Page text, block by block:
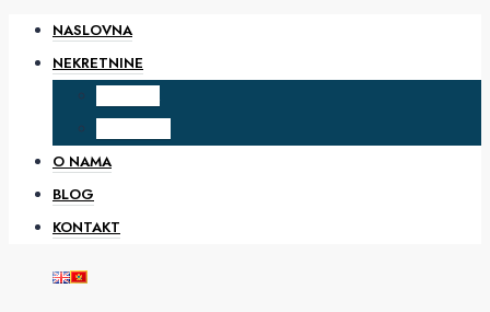
NASLOVNA
NEKRETNINE
O NAMA
BLOG
KONTAKT